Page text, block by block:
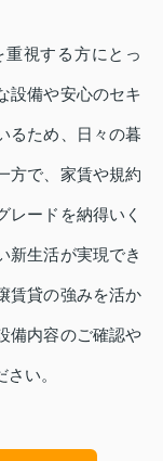
視する方にとっ
設備や安心のセキ
るため、日々の暮
方で、家賃や規約
レードを納得いく
新生活が実現でき
賃貸の強みを活か
備内容のご確認や
い。